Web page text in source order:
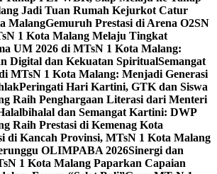
Jadi Tuan Rumah Kejurkot Catur
MalangGemuruh Prestasi di Arena O2SN
1 Kota Malang Melaju Tingkat
UM 2026 di MTsN 1 Kota Malang:
Digital dan Kekuatan SpiritualSemangat
MTsN 1 Kota Malang: Menjadi Generasi
Peringati Hari Kartini, GTK dan Siswa
Raih Penghargaan Literasi dari Menteri
dan Semangat Kartini: DWP
Raih Prestasi di Kemenag Kota
di Kancah Provinsi, MTsN 1 Kota Malang
OLIMPABA 2026Sinergi dan
1 Kota Malang Paparkan Capaian